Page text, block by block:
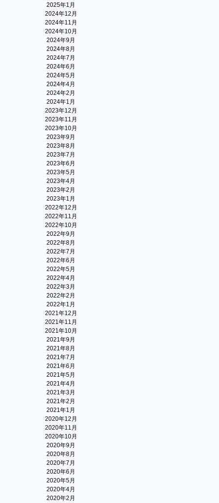
2025年1月
2024年12月
2024年11月
2024年10月
2024年9月
2024年8月
2024年7月
2024年6月
2024年5月
2024年4月
2024年2月
2024年1月
2023年12月
2023年11月
2023年10月
2023年9月
2023年8月
2023年7月
2023年6月
2023年5月
2023年4月
2023年2月
2023年1月
2022年12月
2022年11月
2022年10月
2022年9月
2022年8月
2022年7月
2022年6月
2022年5月
2022年4月
2022年3月
2022年2月
2022年1月
2021年12月
2021年11月
2021年10月
2021年9月
2021年8月
2021年7月
2021年6月
2021年5月
2021年4月
2021年3月
2021年2月
2021年1月
2020年12月
2020年11月
2020年10月
2020年9月
2020年8月
2020年7月
2020年6月
2020年5月
2020年4月
2020年2月